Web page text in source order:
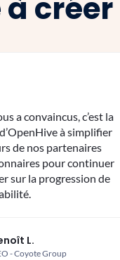
a convaincus, c’est la
à simplifier
de nos partenaires
pour continuer
sur la progression de
L.
- Coyote Group